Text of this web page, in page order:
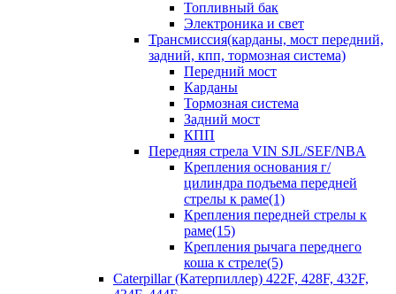
Топливный бак
Электроника и свет
Трансмиссия(карданы, мост передний,
задний, кпп, тормозная система)
Передний мост
Карданы
Тормозная система
Задний мост
КПП
Передняя стрела VIN SJL/SEF/NBA
Крепления основания г/
цилиндра подъема передней
стрелы к раме(1)
Крепления передней стрелы к
раме(15)
Крепления рычага переднего
коша к стреле(5)
Caterpillar (Катерпиллер) 422F, 428F, 432F,